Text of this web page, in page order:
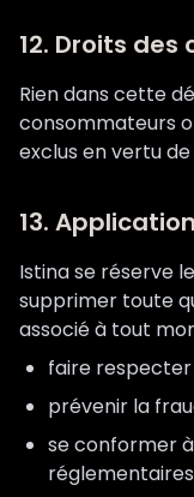
12. Droits
Rien dans cette
consommateurs
exclus en vertu
13. Application
Istina se réserve
supprimer toute
associé à tout
faire respecter
prévenir la
se conformer